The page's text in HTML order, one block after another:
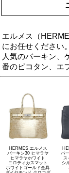
エルメス（
にお任せください。
人気のバーキン、
番のピコタン、エ
HERMES エルメス
バーキン30 ヒマラヤ
ヒマラヤホワイト
ニロティカスマット
ホワイトゴールド金具
バ
ス
シ